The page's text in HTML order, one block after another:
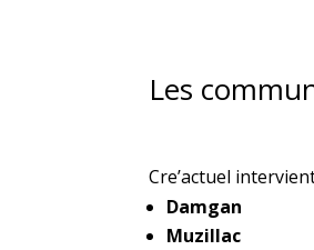
Les
Cre’actuel
Damgan
Muzillac